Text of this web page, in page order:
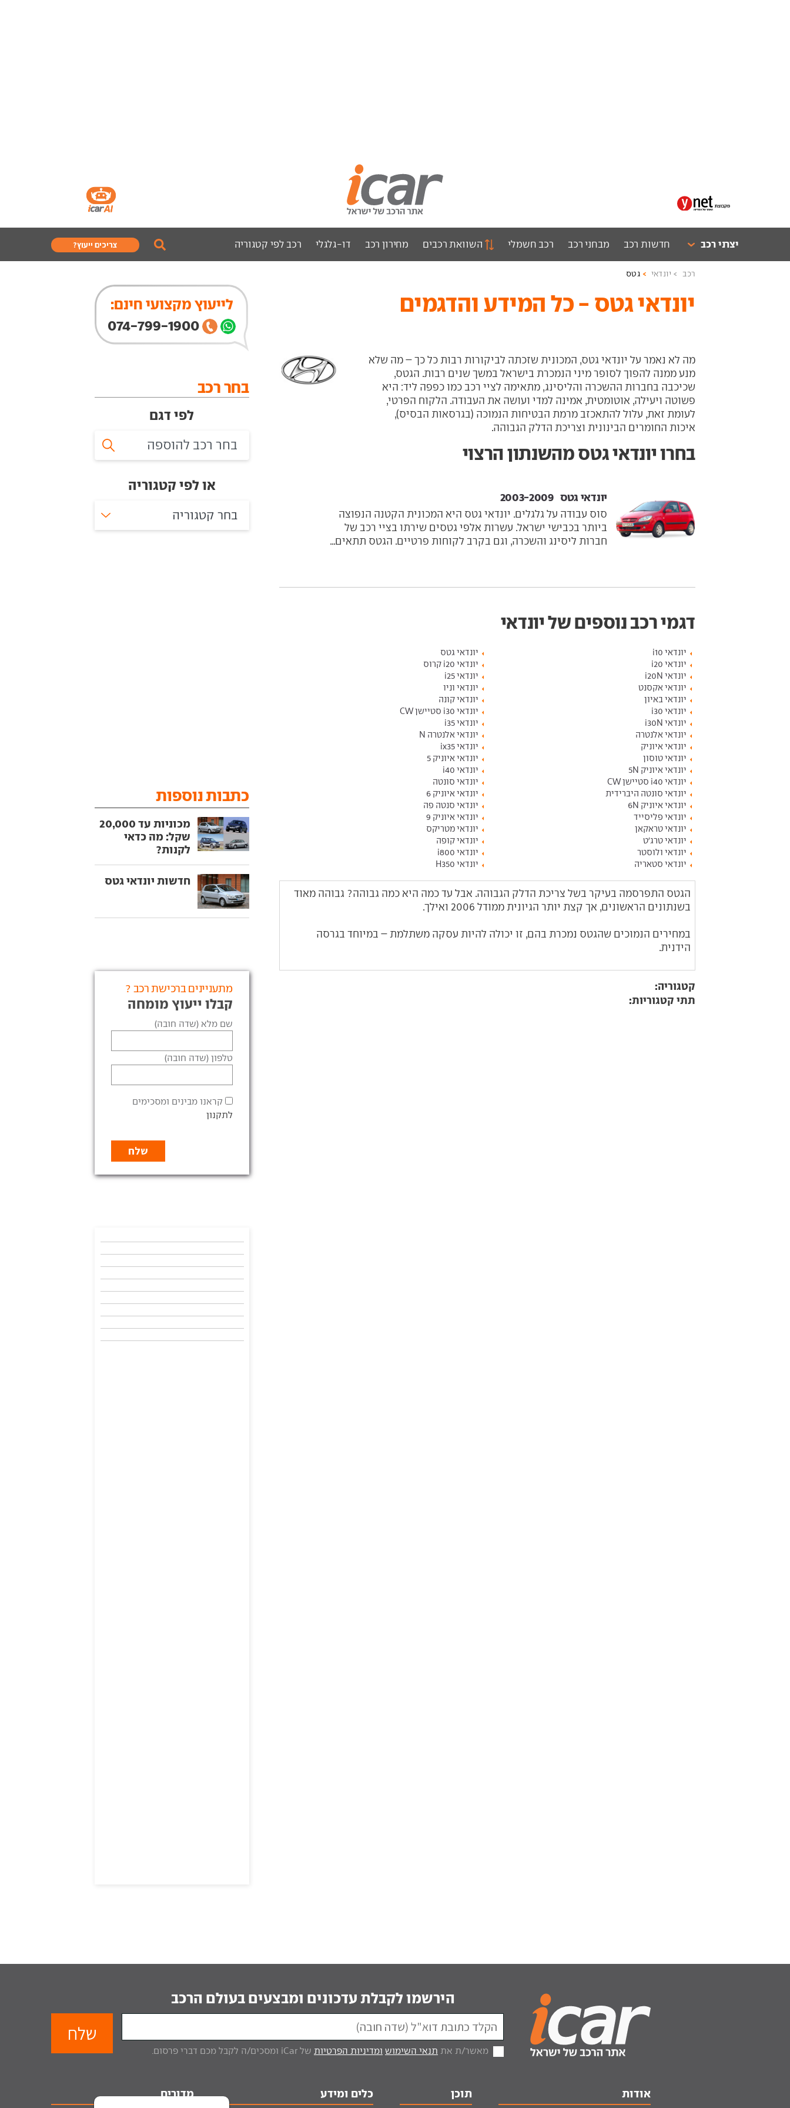
יצרני רכב חדשות רכב מבחני רכב רכב חשמלי השוואת רכבים מחירון רכב דו-גלגלי רכב לפי קטגוריה צריכים ייעוץ?
רכב יונדאי גטס
יונדאי גטס - כל המידע והדגמים
מה לא נאמר על יונדאי גטס, המכונית שזכתה לביקורות רבות כל כך – מה שלא
מנע ממנה להפוך לסופר מיני הנמכרת בישראל במשך שנים רבות. הגטס,
שכיכבה בחברות ההשכרה והליסינג, מתאימה לציי רכב כמו כפפה ליד: היא
פשוטה ויעילה, אוטומטית, אמינה למדי ועושה את העבודה. הלקוח הפרטי,
לעומת זאת, עלול להתאכזב מרמת הבטיחות הנמוכה (בגרסאות הבסיס),
איכות החומרים הבינונית וצריכת הדלק הגבוהה.
בחרו יונדאי גטס מהשנתון הרצוי
יונדאי גטס ‏ 2003-2009
סוס עבודה על גלגלים. יונדאי גטס היא המכונית הקטנה הנפוצה
ביותר בכבישי ישראל. עשרות אלפי גטסים שירתו בציי רכב של
חברות ליסינג והשכרה, וגם בקרב לקוחות פרטיים. הגטס תתאים...
דגמי רכב נוספים של יונדאי
יונדאי i10
יונדאי גטס
יונדאי i20
יונדאי i20 קרוס
יונדאי i20N
יונדאי i25
יונדאי אקסנט
יונדאי וניו
יונדאי באיון
יונדאי קונה
יונדאי i30
יונדאי i30 סטיישן CW
יונדאי i30N
יונדאי i35
יונדאי אלנטרה
יונדאי אלנטרה N
יונדאי איוניק
יונדאי ix35
יונדאי טוסון
יונדאי איוניק 5
יונדאי איוניק 5N
יונדאי i40
יונדאי i40 סטיישן CW
יונדאי סונטה
יונדאי סונטה היברידית
יונדאי איוניק 6
יונדאי איוניק 6N
יונדאי סנטה פה
יונדאי פליסייד
יונדאי איוניק 9
יונדאי טראקאן
יונדאי מטריקס
יונדאי טרג'ט
יונדאי קופה
יונדאי ולוסטר
יונדאי i800
יונדאי סטאריה
יונדאי H350
הגטס התפרסמה בעיקר בשל צריכת הדלק הגבוהה. אבל עד כמה היא כמה גבוהה? גבוהה מאוד
בשנתונים הראשונים, אך קצת יותר הגיונית ממודל 2006 ואילך.
במחירים הנמוכים שהגטס נמכרת בהם, זו יכולה להיות עסקה משתלמת – במיוחד בגרסה
הידנית.
קטגוריה:
תתי קטגוריות:
לייעוץ מקצועי חינם:
074-799-1900
בחר רכב
לפי דגם
או לפי קטגוריה
בחר קטגוריה
כתבות נוספות
מכוניות עד 20,000
שקל: מה כדאי
לקנות?
חדשות יונדאי גטס
מתעניינים ברכישת רכב ?
קבלו ייעוץ מומחה
שם מלא (שדה חובה)
טלפון (שדה חובה)
קראנו מבינים ומסכימים
לתקנון
הירשמו לקבלת עדכונים ומבצעים בעולם הרכב
מאשר/ת את תנאי השימוש ומדיניות הפרטיות של iCar ומסכים/ה לקבל מכם דברי פרסום.
אודות תוכן כלים ומידע מדורים